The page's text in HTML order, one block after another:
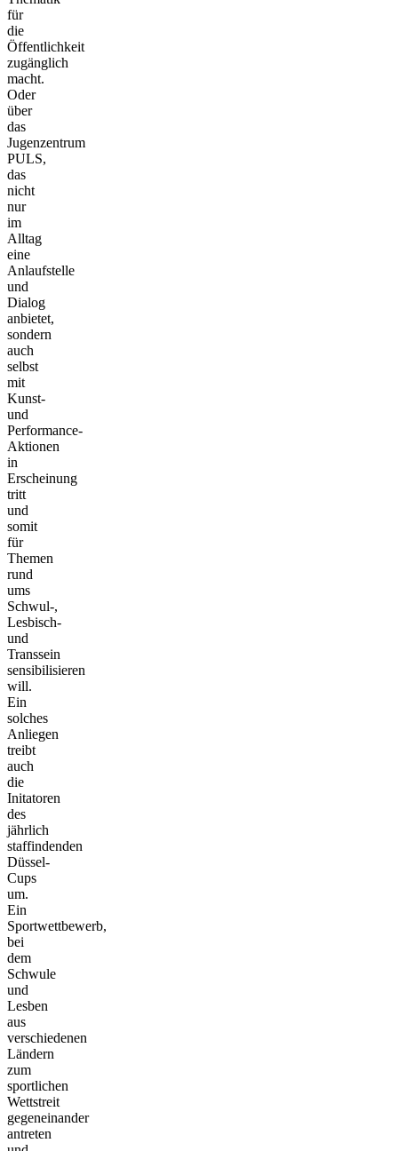
für
die
Öffentlichkeit
zugänglich
macht.
Oder
über
das
Jugenzentrum
PULS,
das
nicht
nur
im
Alltag
eine
Anlaufstelle
und
Dialog
anbietet,
sondern
auch
selbst
mit
Kunst-
und
Performance-
Aktionen
in
Erscheinung
tritt
und
somit
für
Themen
rund
ums
Schwul-,
Lesbisch-
und
Transsein
sensibilisieren
will.
Ein
solches
Anliegen
treibt
auch
die
Initatoren
des
jährlich
staffindenden
Düssel-
Cups
um.
Ein
Sportwettbewerb,
bei
dem
Schwule
und
Lesben
aus
verschiedenen
Ländern
zum
sportlichen
Wettstreit
gegeneinander
antreten